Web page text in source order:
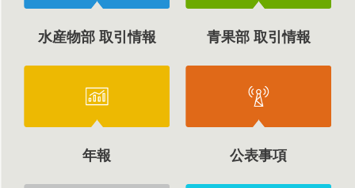
水産物部 取引情報 青果部 取引情報
年報 公表事項